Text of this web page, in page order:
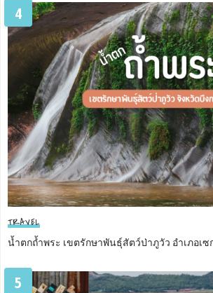
4
TRAVEL
น้ำตกถ้ำพระ เขตรักษาพันธุ์สัตว์ป่าภูวัว อำเภอเซ
5